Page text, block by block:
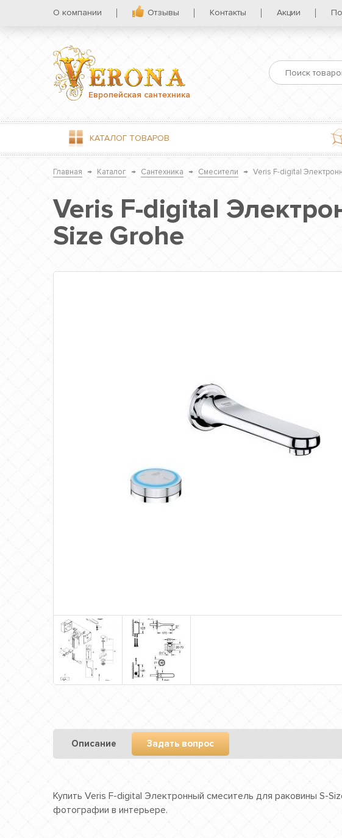
О компании Отзывы Контакты Акции
Европейская сантехника
КАТАЛОГ ТОВАРОВ
Главная → Каталог → Сантехника → Смесители → Veris F-digital
Veris F-digital
Size Grohe
Описание Задать вопрос
Купить Veris F-digital Электронный смеситель для раковины S-
фотографии в интерьере.